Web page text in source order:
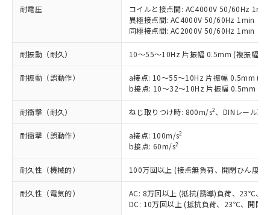
耐電圧
コイルと接点間: AC4000V 50/60Hz 1min
異極接点間: AC4000V 50/60Hz 1min
同極接点間: AC2000V 50/60Hz 1min
耐振動（耐久） 10～55～10Hz 片振幅 0.5mm (複振幅
耐振動（誤動作）
a接点: 10～55～10Hz 片振幅 0.5mm (
b接点: 10～32～10Hz 片振幅 0.5mm (
耐衝撃（耐久） ねじ取りつけ時: 800m/s2、DINレール取
耐衝撃（誤動作） a接点: 100m/s2
b接点: 60m/s2
耐久性（機械的） 100万回以上 (接点無負荷、開閉ひん度
耐久性（電気的）
AC: 8万回以上 (抵抗(誘導)負荷、23℃、
DC: 10万回以上 (抵抗負荷、23℃、開閉
覧された時点での実際の在庫および標
準価格とは異なる場合があることをご
了承ください。
正式な納期状況および標準価格はお客
ムロン制御機器販売店・当社販売員に
ご相談ください。
オムロン制御機器販売店や当社販売拠
販売ネットワーク
」をご確認
在庫状況および標準価格結果を当社の
事前の承諾なく第三者に漏洩または開
示しないようお願いします。
マイパーツ機能（部品リスト作成サー
ビス）をご利用いただくには、I-Web
メンバーズにご登録されている必要が
ミウム(Cd) 100ppm以下、
六価クロム(Cr(Ⅵ)) 1000ppm以下、ポリ臭化ビフェニル
類(PBB) 1000ppm以下、ポリ臭化ジフェニルエーテル類
(PBDE) 1000ppm以下、フタル酸ビス(2-エチルヘキシ
ルベンジル（BBP） 1000ppm以下、フタル酸ジブチル
（DBP） 1000ppm以下、フタル酸ジイソブチル
(DIBP) 1000ppm以下
但し、RoHS指令で産業用監視および制御機器に対する
フタル酸エステル類の４物質については閾値を超える意
図的な使用がないことを確認しています。
部品在庫の切り替え状況などにより、予定
月が前後することがあります。
*中国RoHS10物質の基準値 (GB/T26572)：
Pb(鉛) :1000ppm、 Hg(水銀) : 1000ppm、 Cd(カドミウ
Cr(Ⅵ)(六価クロム) : 1000ppm、 PBBs(ポリ臭化ビフェ
DBP(フタル酸ジブチル) : 1000ppm、 DIBP(フタル酸ジ
イソブチル) : 1000ppm、 BBP(フタル酸ブチルベンジ
ル) : 1000ppm、
DEHP(フタル酸ビス(2-エチルヘキシル)) : 1000ppm
※2 環境保護使用期限
「ｅ」：有害物質（10物質）のすべてが基
準値以下であることを示します。
「10」：通常の使用状況下において有害物
質が外部に漏えいし、環境に深刻な影響を
及ぼさない年数を意味します。
「－」：未確認です。当社販売部門へお問
国政府の輸出許可(または役務取引許
可)を取得するなどの必要な手続きを
当社は規制貨物を破棄する場合は、完
全に破砕するなど、違法に輸出されな
いよう必要な手段を講じます。
当社は貴社製品を、核兵器、ミサイ
武器並びにこれらの製造装置等に一切
使用いたしません。
当社は、貴社製品を第三者に販売する
場合は、上記1、2および3の内容を当
該第三者に通知します。また当社は、
販売先および販売に係わる関係者が違
法に輸出するおそれがある場合は、取
り引きをいたしません。
一定数以上の在庫あり
一定数には満たないが在庫あり
在庫なし(最新の在庫状況につ
いては、お客様のお取引先、ま
たはお客様担当のオムロン制御
機器販売店・当社販売員にご確
認ください)
白
受注生産機種、また在庫状況の
情報を公開していない機種